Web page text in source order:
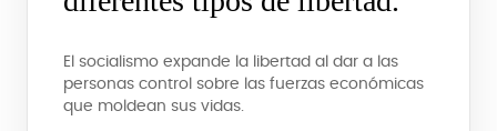
El socialismo expande la libertad al dar a las
personas control sobre las fuerzas económicas
que moldean sus vidas.